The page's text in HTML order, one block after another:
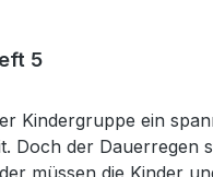
5
Kindergruppe ein
Doch der
Kinder und ihre Leiter um